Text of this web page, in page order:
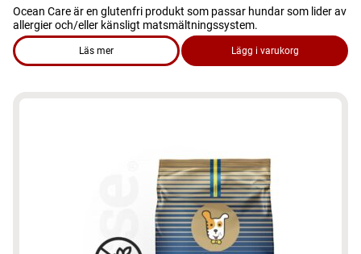
Ocean Care är en glutenfri produkt som passar hundar som lider av
allergier och/eller känsligt matsmältningssystem.
Läs mer
om produkten Hundmat – Sensitive Ocean Care 12,5kg,
Lägg i varukorg